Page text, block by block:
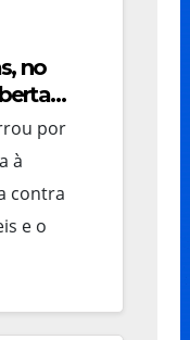
no
por
à
contra
e o